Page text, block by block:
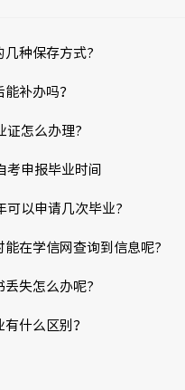
几种保存方式?
补办吗？
证怎么办理?
考申报毕业时间
可以申请几次毕业?
能在学信网查询到信息呢?
丢失怎么办呢?
什么区别？